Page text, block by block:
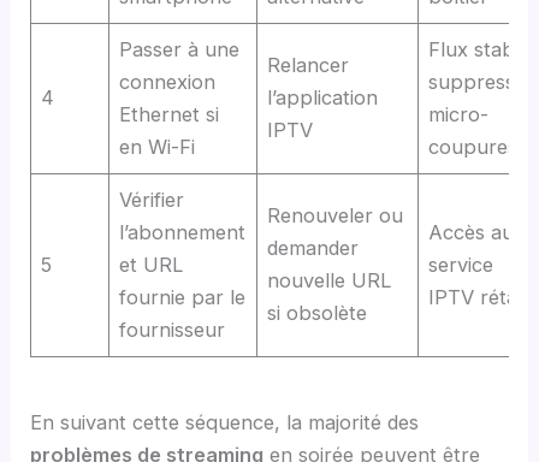
4
Passer à une
connexion
Ethernet si
en Wi-Fi
Relancer
l’application
IPTV
Flux stable,
micro-
coupures
5
Vérifier
l’abonnement
et URL
fournie par le
fournisseur
Renouveler ou
demander
nouvelle URL
si obsolète
Accès au
service
IPTV rétabli
En suivant cette séquence, la majorité des
problèmes de streaming en soirée peuvent être